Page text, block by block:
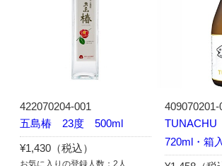
422070204-001
五島椿 23度 500ml
¥1,430（税込）
お気に入りの登録人数：2人
409070201-
TUNACHU
720ml・箱入